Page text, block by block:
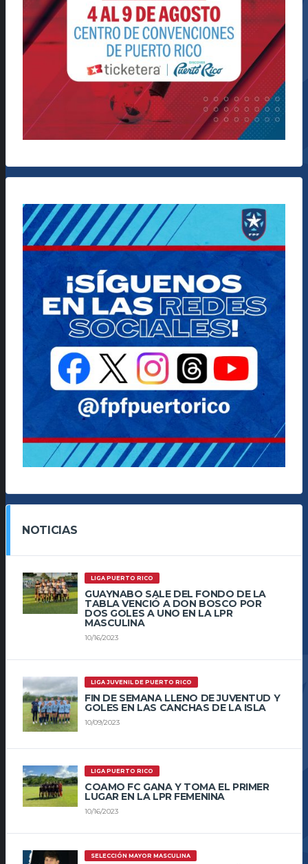
NOTICIAS
LIGA PUERTO RICO
GUAYNABO SALE DEL FONDO DE LA
TABLA VENCIÓ A DON BOSCO POR
DOS GOLES A UNO EN LA LPR
MASCULINA
10/16/2023
LIGA JUVENIL DE PUERTO RICO
FIN DE SEMANA LLENO DE JUVENTUD Y
GOLES EN LAS CANCHAS DE LA ISLA
10/09/2023
LIGA PUERTO RICO
COAMO FC GANA Y TOMA EL PRIMER
LUGAR EN LA LPR FEMENINA
10/16/2023
SELECCIÓN MAYOR MASCULINA